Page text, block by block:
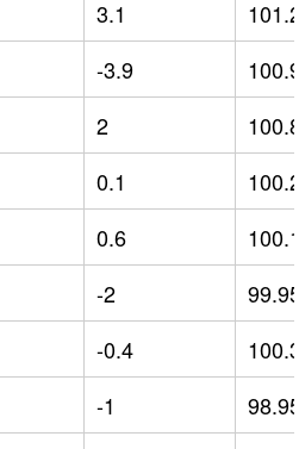
3.1 101.28
-3.9 100.93
2 100.83
0.1 100.23
0.6 100.11
-2 99.95
-0.4 100.36
-1 98.95